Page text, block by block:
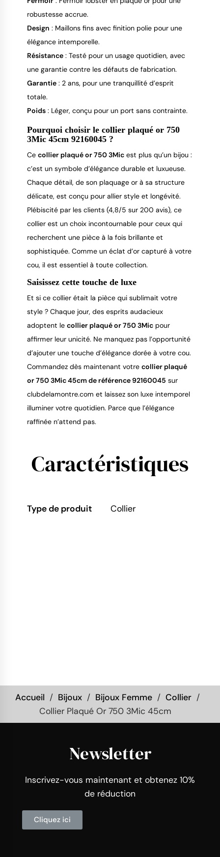
robustesse accrue.
Design : Maillons fins avec finition polie pour une
élégance intemporelle.
Résistance : Testé pour un usage quotidien, avec
une garantie contre les défauts de fabrication.
Garantie : 2 ans, pour une tranquillité d’esprit
totale.
Poids : Léger, conçu pour un port sans contrainte.
Pourquoi choisir le collier plaqué or 750
3Mic 45cm 92160045 ?
Ce collier plaqué or 750 3Mic est plus qu’un bijou :
c’est un symbole d’élégance durable et luxueuse.
Chaque détail, de son plaquage or à sa structure
délicate, est conçu pour allier style et longévité.
Plébiscité par les clients (4,8/5 sur 200 avis), ce
collier est un choix incontournable pour ceux qui
recherchent une pièce à la fois brillante et
sophistiquée. Comme un éclat d’or capturé à votre
cou, il est essentiel à toute collection.
Saisissez cette touche de luxe
Et si ce collier était la pièce qui sublimait votre
style ? Chaque jour, des esprits audacieux
adoptent le collier plaqué or 750 3Mic pour
affirmer leur unicité. Ne manquez pas l’opportunité
d’ajouter une touche d’élégance dorée à votre cou.
Commandez dès maintenant votre collier plaqué
or 750 3Mic 45cm de référence 92160045 sur
clubdelamontre.com et laissez son luxe intemporel
illuminer votre quotidien. Parce que l’élégance
raffinée n’attend pas.
Caractéristiques
Type de produit Collier
Accueil Bijoux Bijoux Femme
Collier
Collier Plaqué Or 750 3Mic 45cm
Newsletter
Inscrivez-vous maintenant et obtenez 10%
de réduction
Cliquez ici